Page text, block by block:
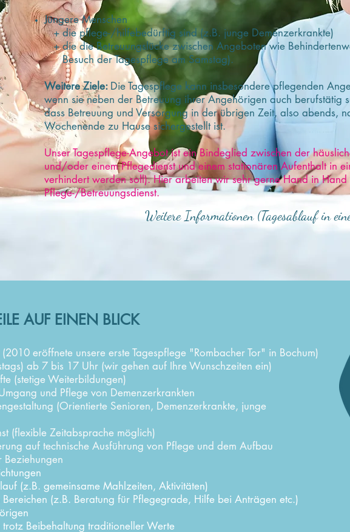
Jüngere Menschen
+ die pflege-/hilfebedürftig sind (z.B. junge Demenzerkrankte)
+ die die Betreuungslücke zwischen Angeboten wie
Besuch der Tagespflege am Samstag).
Weitere Ziele: Die Tagespflege kann insbesondere pflegenden
wenn sie neben der Betreuung ihrer Angehörigen auch berufstätig
dass Betreuung und Versorgung in der übrigen Zeit, also abends,
Wochenende zu Hause sichergestellt ist.
Unser Tagespflege-Angebot ist ein Bindeglied zwischen der
und/oder einem Pflegedienst und einem stationären Aufenthalt in
verhindert werden soll). Hier arbeiten wir sehr gerne Hand in
Pflege-/Betreuungsdienst.
Weitere Informationen (Tagesablauf in
eröffnete unsere erste Tagespflege "Rombacher Tor" in Bochum)
ab 7 bis 17 Uhr (wir gehen auf Ihre Wunschzeiten ein)
(stetige Weiterbildungen)
und Pflege von Demenzerkrankten
(Orientierte Senioren, Demenzerkrankte, junge
(flexible Zeitabsprache möglich)
auf technische Ausführung von Pflege und dem Aufbau
Beziehungen
(z.B. gemeinsame Mahlzeiten, Aktivitäten)
(z.B. Beratung für Pflegegrade, Hilfe bei Anträgen etc.)
Beibehaltung traditioneller Werte
AUF EINEN BLICK